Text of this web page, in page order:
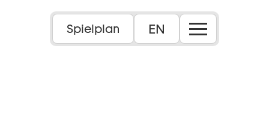
Spielplan EN